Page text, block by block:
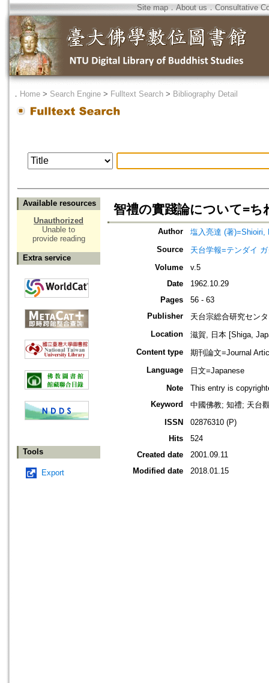
Site map．About us ． Consultative
． Home > Search Engine > Fulltext Search > Bibliography Detail
Available resources
Unauthorized
Unable to
provide reading
Extra service
Tools
Export
智禮の實踐論について=
Author
塩入亮達 (著)=Shioiri,
Source
天台学報=テンダイ
Volume
v.5
Date
1962.10.29
Pages
56 - 63
Publisher
天台宗総合研究セン
Location
滋賀, 日本 [Shiga,
Content type
期刊論文=Journal
Language
日文=Japanese
Note
This entry is
Keyword
中國佛教; 知禮; 天台
ISSN
02876310 (P)
Hits
524
Created date
2001.09.11
Modified date
2018.01.15